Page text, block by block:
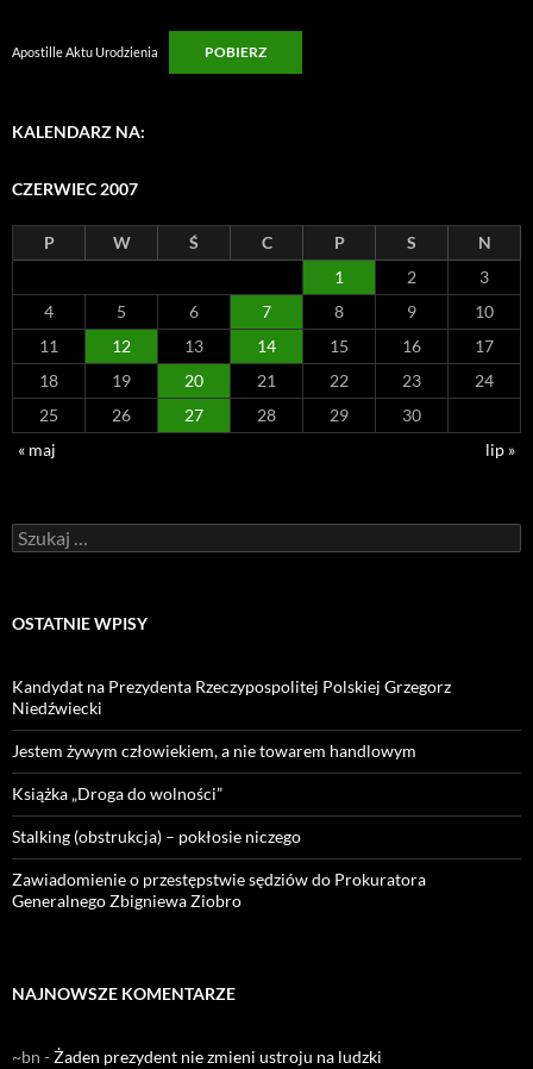
Apostille Aktu Urodzienia POBIERZ
KALENDARZ NA:
CZERWIEC 2007
P W Ś C P S
N
1
2
3
4
5 6 7 8 9
10
11
12 13 14 15 16
17
18
19 20 21 22 23
24
25
26 27 28 29
30
« maj
lip »
Szukaj:
OSTATNIE WPISY
Kandydat na Prezydenta Rzeczypospolitej Polskiej Grzegorz
Niedźwiecki
Jestem żywym człowiekiem, a nie towarem handlowym
Książka „Droga do wolności”
Stalking (obstrukcja) – pokłosie niczego
Zawiadomienie o przestępstwie sędziów do Prokuratora
Generalnego Zbigniewa Ziobro
NAJNOWSZE KOMENTARZE
~bn -Żaden prezydent nie zmieni ustroju na ludzki